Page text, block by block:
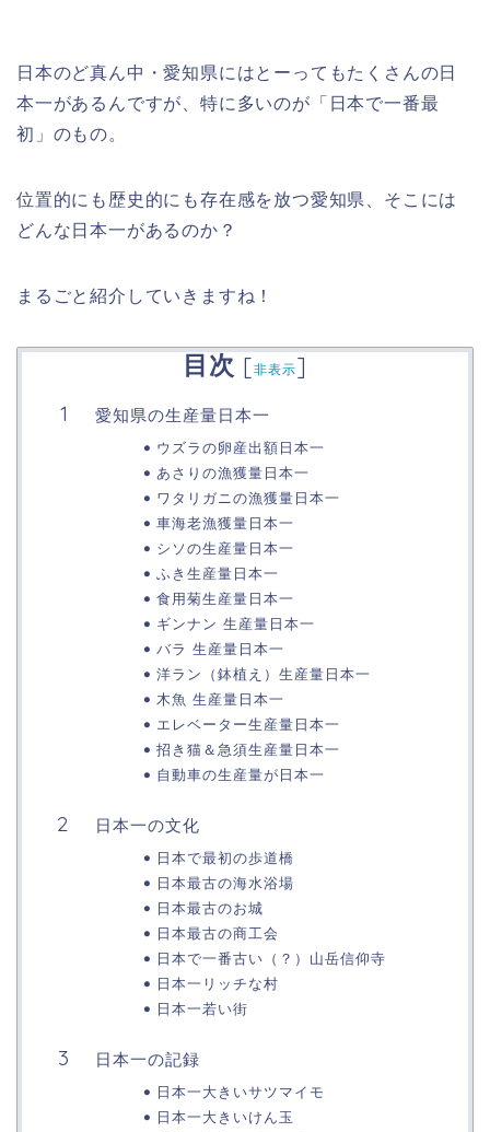
日本のど真ん中・愛知県にはとーってもたくさんの日
本一があるんですが、特に多いのが「日本で一番最
初」のもの。
位置的にも歴史的にも存在感を放つ愛知県、そこには
どんな日本一があるのか ？
まるごと紹介していきますね！
目次 [非表示]
愛知県の生産量日本一
ウズラの卵産出額日本一
あさりの漁獲量日本一
ワタリガニの漁獲量日本一
車海老漁獲量日本一
シソの生産量日本一
ふき生産量日本一
食用菊生産量日本一
ギンナン 生産量日本一
バラ 生産量日本一
洋ラン（鉢植え）生産量日本一
木魚 生産量日本一
エレベーター生産量日本一
招き猫＆急須生産量日本一
自動車の生産量が日本一
日本一の文化
日本で最初の歩道橋
日本最古の海水浴場
日本最古のお城
日本最古の商工会
日本で一番古い（？）山岳信仰寺
日本一リッチな村
日本一若い街
日本一の記録
日本一大きいサツマイモ
日本一大きいけん玉